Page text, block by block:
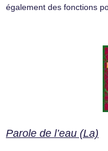
également des fonctions
Parole de l’eau (La)